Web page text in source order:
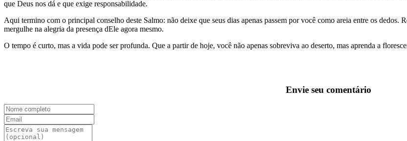
que Deus nos dá e que exige responsabilidade.
Aqui termino com o principal conselho deste Salmo: não deixe que seus dias apenas passem por você como areia entre os dedos.
mergulhe na alegria da presença dEle agora mesmo.
O tempo é curto, mas a vida pode ser profunda. Que a partir de hoje, você não apenas sobreviva ao deserto, mas aprenda a
Envie seu comentário